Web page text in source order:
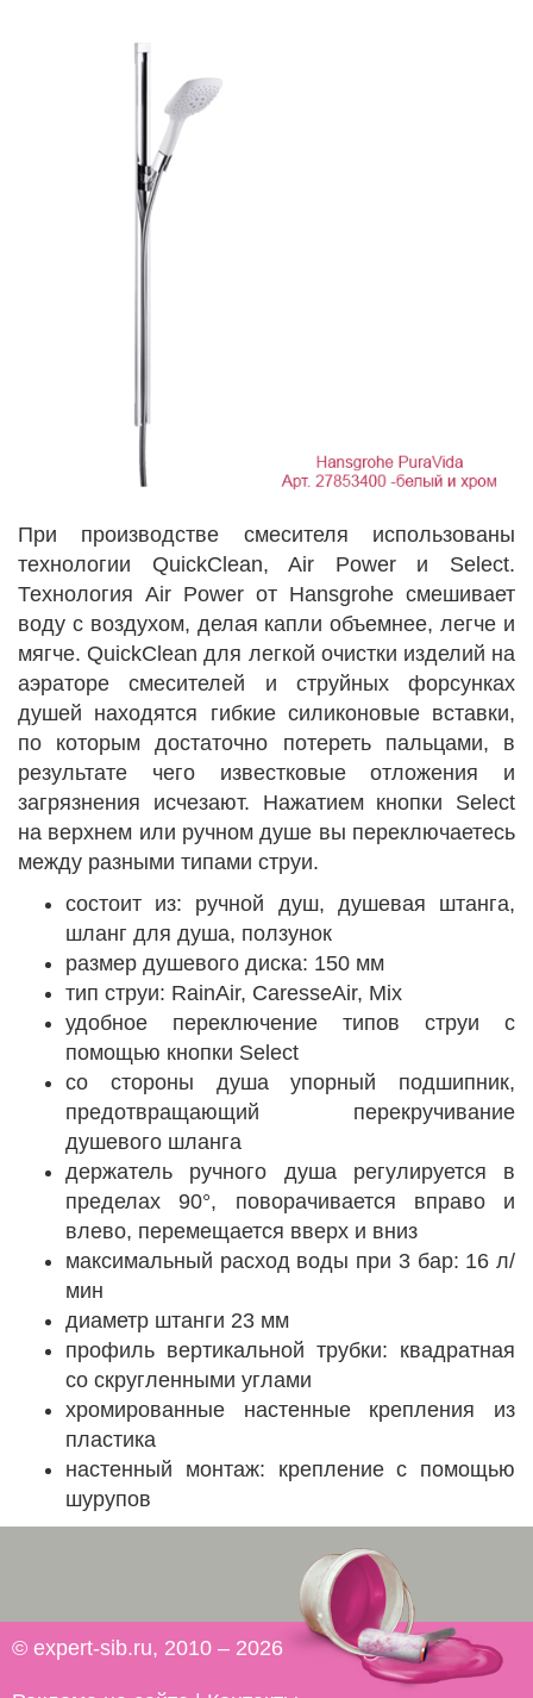
При производстве смесителя использованы
технологии QuickClean, Air Power и Select.
Технология Air Power от Hansgrohe смешивает
воду с воздухом, делая капли объемнее, легче и
мягче. QuickClean для легкой очистки изделий на
аэраторе смесителей и струйных форсунках
душей находятся гибкие силиконовые вставки,
по которым достаточно потереть пальцами, в
результате чего известковые отложения и
загрязнения исчезают. Нажатием кнопки Select
на верхнем или ручном душе вы переключаетесь
между разными типами струи.
состоит из: ручной душ, душевая штанга,
шланг для душа, ползунок
размер душевого диска: 150 мм
тип струи: RainAir, CaresseAir, Mix
удобное переключение типов струи с
помощью кнопки Select
со стороны душа упорный подшипник,
предотвращающий перекручивание
душевого шланга
держатель ручного душа регулируется в
пределах 90°, поворачивается вправо и
влево, перемещается вверх и вниз
максимальный расход воды при 3 бар: 16 л/
мин
диаметр штанги 23 мм
профиль вертикальной трубки: квадратная
со скругленными углами
хромированные настенные крепления из
пластика
настенный монтаж: крепление с помощью
шурупов
© expert-sib.ru, 2010 – 2026